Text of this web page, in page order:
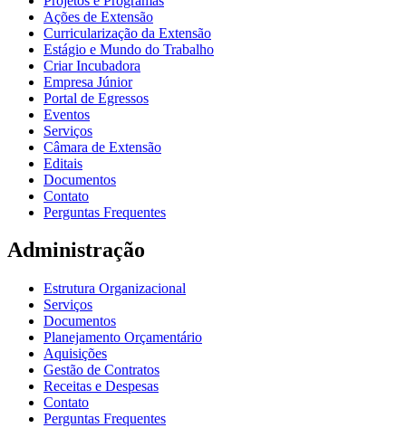
Ações de Extensão
Curricularização da Extensão
Estágio e Mundo do Trabalho
Criar Incubadora
Empresa Júnior
Portal de Egressos
Eventos
Serviços
Câmara de Extensão
Editais
Documentos
Contato
Perguntas Frequentes
Administração
Estrutura Organizacional
Serviços
Documentos
Planejamento Orçamentário
Aquisições
Gestão de Contratos
Receitas e Despesas
Contato
Perguntas Frequentes